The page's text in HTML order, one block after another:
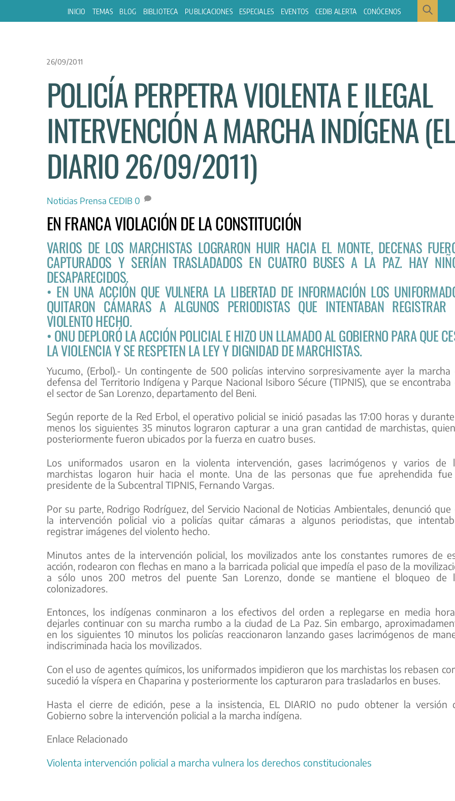
INICIO TEMAS BLOG BIBLIOTECA PUBLICACIONES ESPECIALES EVENTOS CEDIB ALERTA CONÓCENOS
26/09/2011
POLICÍA PERPETRA VIOLENTA E ILEGAL
INTERVENCIÓN A MARCHA INDÍGENA (EL
DIARIO 26/09/2011)
Noticias Prensa CEDIB 0
EN FRANCA VIOLACIÓN DE LA CONSTITUCIÓN
VARIOS DE LOS MARCHISTAS LOGRARON HUIR HACIA EL MONTE, DECENAS
CAPTURADOS Y SERÍAN TRASLADADOS EN CUATRO BUSES A LA PAZ. HAY
DESAPARECIDOS.
• EN UNA ACCIÓN QUE VULNERA LA LIBERTAD DE INFORMACIÓN LOS
QUITARON CÁMARAS A ALGUNOS PERIODISTAS QUE INTENTABAN REGISTRAR
VIOLENTO HECHO.
• ONU DEPLORÓ LA ACCIÓN POLICIAL E HIZO UN LLAMADO AL GOBIERNO PARA QUE
LA VIOLENCIA Y SE RESPETEN LA LEY Y DIGNIDAD DE MARCHISTAS.
Yucumo, (Erbol).- Un contingente de 500 policías intervino sorpresivamente ayer la marcha
defensa del Territorio Indígena y Parque Nacional Isiboro Sécure (TIPNIS), que se encontraba
el sector de San Lorenzo, departamento del Beni.
Según reporte de la Red Erbol, el operativo policial se inició pasadas las 17:00 horas y
menos los siguientes 35 minutos lograron capturar a una gran cantidad de marchistas,
posteriormente fueron ubicados por la fuerza en cuatro buses.
Los uniformados usaron en la violenta intervención, gases lacrimógenos y varios de
marchistas logaron huir hacia el monte. Una de las personas que fue aprehendida
presidente de la Subcentral TIPNIS, Fernando Vargas.
Por su parte, Rodrigo Rodríguez, del Servicio Nacional de Noticias Ambientales, denunció que
la intervención policial vio a policías quitar cámaras a algunos periodistas, que
registrar imágenes del violento hecho.
Minutos antes de la intervención policial, los movilizados ante los constantes rumores de
acción, rodearon con flechas en mano a la barricada policial que impedía el paso de la
a sólo unos 200 metros del puente San Lorenzo, donde se mantiene el bloqueo de
colonizadores.
Entonces, los indígenas conminaron a los efectivos del orden a replegarse en media
dejarles continuar con su marcha rumbo a la ciudad de La Paz. Sin embargo,
en los siguientes 10 minutos los policías reaccionaron lanzando gases lacrimógenos de
indiscriminada hacia los movilizados.
Con el uso de agentes químicos, los uniformados impidieron que los marchistas los rebasen
sucedió la víspera en Chaparina y posteriormente los capturaron para trasladarlos en buses.
Hasta el cierre de edición, pese a la insistencia, EL DIARIO no pudo obtener la versión
Gobierno sobre la intervención policial a la marcha indígena.
Enlace Relacionado
Violenta intervención policial a marcha vulnera los derechos constitucionales